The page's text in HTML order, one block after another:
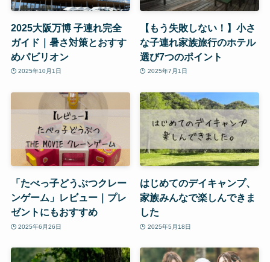
2025大阪万博 子連れ完全
ガイド｜暑さ対策とおすす
めパビリオン
2025年10月1日
【もう失敗しない！】小さ
な子連れ家族旅行のホテル
選び7つのポイント
2025年7月1日
「たべっ子どうぶつクレー
ンゲーム」レビュー｜プレ
ゼントにもおすすめ
2025年6月26日
はじめてのデイキャンプ、
家族みんなで楽しんできま
した
2025年5月18日